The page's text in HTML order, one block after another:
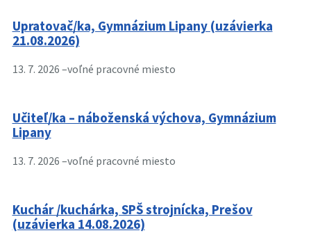
Upratovač/ka, Gymnázium Lipany (uzávierka
21.08.2026)
13. 7. 2026 –voľné pracovné miesto
Učiteľ/ka – náboženská výchova, Gymnázium
Lipany
13. 7. 2026 –voľné pracovné miesto
Kuchár /kuchárka, SPŠ strojnícka, Prešov
(uzávierka 14.08.2026)